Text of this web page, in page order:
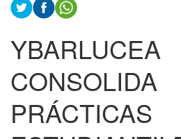
YBARLUCEA
CONSOLIDA
PRÁCTICAS